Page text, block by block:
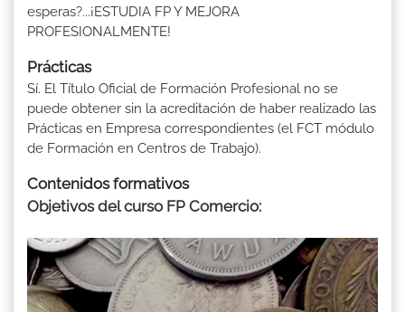
esperas?...¡ESTUDIA FP Y MEJORA
PROFESIONALMENTE!
Prácticas
Sí. El Título Oficial de Formación Profesional no se
puede obtener sin la acreditación de haber realizado las
Prácticas en Empresa correspondientes (el FCT módulo
de Formación en Centros de Trabajo).
Contenidos formativos
Objetivos del curso FP Comercio: